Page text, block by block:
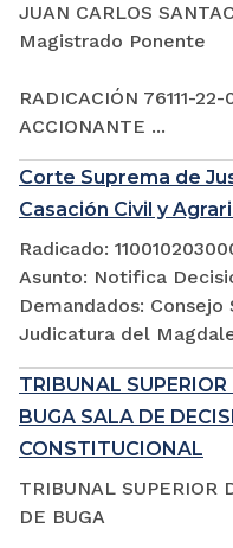
JUAN CARLOS
Magistrado Ponente
RADICACIÓN 76111-
ACCIONANTE ...
Corte Suprema de
Casación Civil y
Radicado:
Asunto: Notifica
Demandados:
Judicatura del
TRIBUNAL
BUGA SALA DE
CONSTITUCIONAL
TRIBUNAL SUPERIOR
DE BUGA